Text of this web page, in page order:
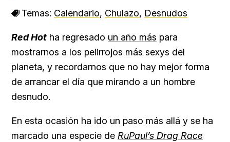
Temas: Calendario, Chulazo, Desnudos
Red Hot ha regresado un año más para
mostrarnos a los pelirrojos más sexys del
planeta, y recordarnos que no hay mejor forma
de arrancar el día que mirando a un hombre
desnudo.
En esta ocasión ha ido un paso más allá y se ha
marcado una especie de RuPaul’s Drag Race